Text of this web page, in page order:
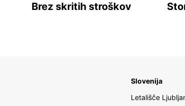
Brez skritih stroškov
Slovenija
Letališče